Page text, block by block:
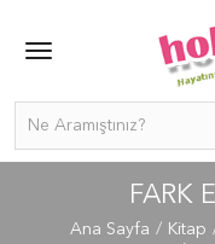
FARK
Ana Sayfa Kitap